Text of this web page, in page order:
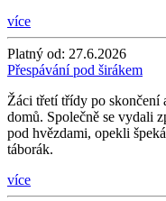
více
Platný od: 27.6.2026
Přespávání pod širákem
Žáci třetí třídy po skončení
domů. Společně se vydali
pod hvězdami, opekli
táborák.
více